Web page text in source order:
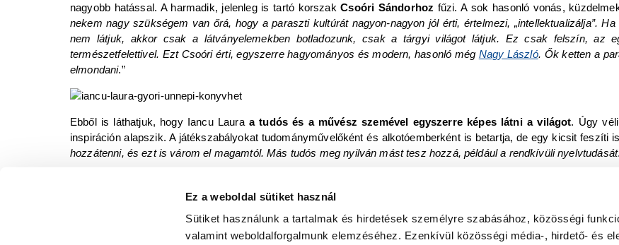
Ez a weboldal sütiket használ
Sütiket használunk a tartalmak és hirdetések személyre szabásához, közösségi
valamint weboldalforgalmunk elemzéséhez. Ezenkívül közösségi média-, hirdető- és
nagyobb hatással. A harmadik, jelenleg is tartó korszakCsoóri Sándorhoz fűzi. A sok hasonló vonás,
nekem nagy szükségem van őrá, hogy a paraszti kultúrát nagyon-nagyon jól érti, értelmezi, „intellektualizálja”.
nem látjuk, akkor csak a látványelemekben botladozunk, csak a tárgyi világot látjuk. Ez csak felszín, az
természetfelettivel. Ezt Csoóri érti, egyszerre hagyományos és modern, hasonló még Nagy László. Ők ketten a
elmondani.”
Ebből is láthatjuk, hogy Iancu Laura a tudós és a művész szemével egyszerre képes látni a világot. Úgy
inspiráción alapszik. A játékszabályokat tudományművelőként és alkotóemberként is betartja, de egy kicsit feszíti
hozzátenni, és ezt is várom el magamtól. Más tudós meg nyilván mást tesz hozzá, például a rendkívüli nyelvtudását
közelségét szeretné megtapasztalni, legjobb, ha kézbe veszi valamelyik kötetét, például a